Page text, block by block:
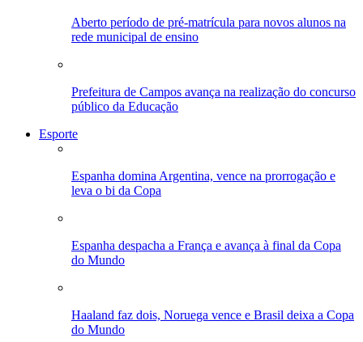
Aberto período de pré-matrícula para novos alunos na
rede municipal de ensino
Prefeitura de Campos avança na realização do concurso
público da Educação
Esporte
Espanha domina Argentina, vence na prorrogação e
leva o bi da Copa
Espanha despacha a França e avança à final da Copa
do Mundo
Haaland faz dois, Noruega vence e Brasil deixa a Copa
do Mundo